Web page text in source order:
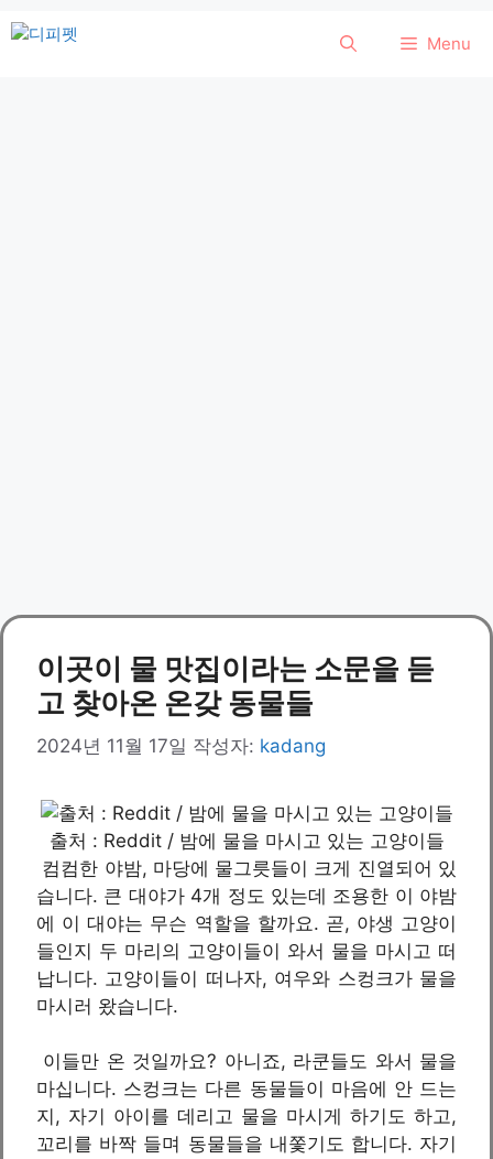
컨
Menu
이곳이 물 맛집이라는 소문을 듣
고 찾아온 온갖 동물들
2024년 11월 17일 작성자: kadang
출처 : Reddit / 밤에 물을 마시고 있는 고양이들
컴컴한 야밤, 마당에 물그릇들이 크게 진열되어 있
습니다. 큰 대야가 4개 정도 있는데 조용한 이 야밤
에 이 대야는 무슨 역할을 할까요. 곧, 야생 고양이
들인지 두 마리의 고양이들이 와서 물을 마시고 떠
납니다. 고양이들이 떠나자, 여우와 스컹크가 물을
마시러 왔습니다.
이들만 온 것일까요? 아니죠, 라쿤들도 와서 물을
마십니다. 스컹크는 다른 동물들이 마음에 안 드는
지, 자기 아이를 데리고 물을 마시게 하기도 하고,
꼬리를 바짝 들며 동물들을 내쫓기도 합니다. 자기